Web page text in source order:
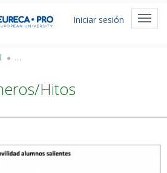
Menú
usuario
Iniciar sesión
Vicerrectorado de Internacionalización
Hitos